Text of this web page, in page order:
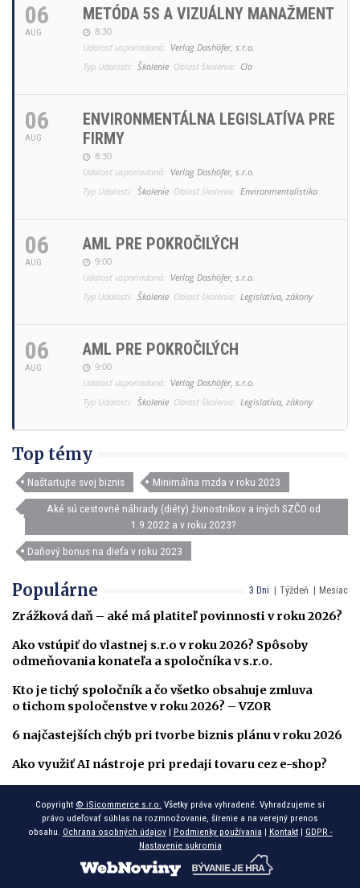
06
AUG
METÓDA 5S A VIZUÁLNY MANAŽMENT
8:30
Udalosť usporiadaná: Verlag Dashöfer, s.r.o.
Typ Udalosti: Školenie Oblasť školenia: Clo
06
AUG
ENVIRONMENTÁLNA LEGISLATÍVA PRE
FIRMY
8:30
Udalosť usporiadaná: Verlag Dashöfer, s.r.o.
Typ Udalosti: Školenie Oblasť školenia: Environmentalistika
06
AUG
AML PRE POKROČILÝCH
9:00
Udalosť usporiadaná: Verlag Dashöfer, s.r.o.
Typ Udalosti: Školenie Oblasť školenia: Legislatíva, zákony
06
AUG
AML PRE POKROČILÝCH
9:00
Udalosť usporiadaná: Verlag Dashöfer, s.r.o.
Typ Udalosti: Školenie Oblasť školenia: Legislatíva, zákony
Top témy
Naštartujte svoj biznis Minimálna mzda v roku 2023
Aké sú cestovné náhrady (diéty) živnostníkov a iných SZČO od
1.9.2022 a v roku 2023?
Daňový bonus na dieťa v roku 2023
3 Dni Týždeň Mesiac
Populárne
Zrážková daň – aké má platiteľ povinnosti v roku 2026?
Ako vstúpiť do vlastnej s.r.o v roku 2026? Spôsoby
odmeňovania konateľa a spoločníka v s.r.o.
Kto je tichý spoločník a čo všetko obsahuje zmluva
o tichom spoločenstve v roku 2026? – VZOR
6 najčastejších chýb pri tvorbe biznis plánu v roku 2026
Ako využiť AI nástroje pri predaji tovaru cez e-shop?
Copyright © iSicommerce s.r.o. Všetky práva vyhradené. Vyhradzujeme si
právo udeľovať súhlas na rozmnožovanie, šírenie a na verejný prenos
obsahu. Ochrana osobných údajov| Podmienky používania | Kontakt| GDPR -
Nastavenie sukromia